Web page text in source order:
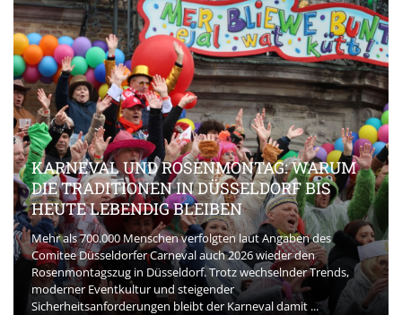
KARNEVAL UND ROSENMONTAG: WARUM
DIE TRADITIONEN IN DÜSSELDORF BIS
HEUTE LEBENDIG BLEIBEN
Mehr als 700.000 Menschen verfolgten laut Angaben des
Comitee Düsseldorfer Carneval auch 2026 wieder den
Rosenmontagszug in Düsseldorf. Trotz wechselnder Trends,
moderner Eventkultur und steigender
Sicherheitsanforderungen bleibt der Karneval damit ...